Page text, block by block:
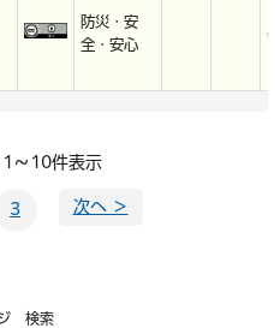
防災・安
全・安心
～10件表示
3 次へ ＞
ジ 検索